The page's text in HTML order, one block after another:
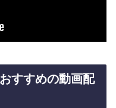
すすめの動画配